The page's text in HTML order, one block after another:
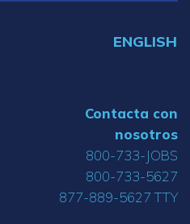
ENGLISH
Contacta con
nosotros
800-733-JOBS
800-733-5627
877-889-5627 TTY